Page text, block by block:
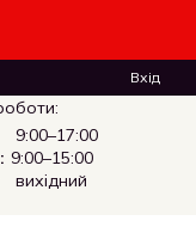
Вхід
9:00–17:00
9:00–15:00
вихідний